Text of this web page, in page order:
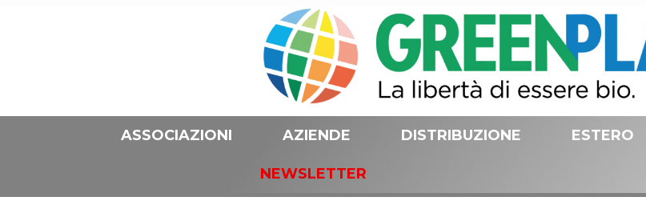
ASSOCIAZIONI AZIENDE DISTRIBUZIONE ESTERO
NEWSLETTER